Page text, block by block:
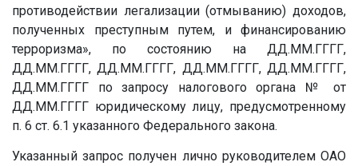
противодействии легализации (отмыванию) доходов,
полученных преступным путем, и финансированию
терроризма», по состоянию на ДД.ММ.ГГГГ,
ДД.ММ.ГГГГ, ДД.ММ.ГГГГ, ДД.ММ.ГГГГ, ДД.ММ.ГГГГ,
ДД.ММ.ГГГГ по запросу налогового органа №
от
ДД.ММ.ГГГГ юридическому лицу, предусмотренному
п. 6 ст. 6.1 указанного Федерального закона.
Указанный запрос получен лично руководителем ОАО